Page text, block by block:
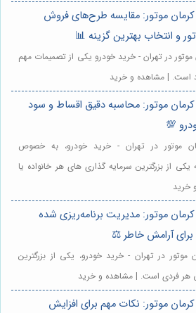
موتور: مقایسه طرح‌های فروش
و انتخاب بهترین گزینه 📊
در تهران - خرید خودرو یکی از تصمیمات مهم
است. | مشاهده و خرید
موتور: محاسبه دقیق اقساط و سود
💯
موتور در تهران - خرید خودرو، به خصوص
از بزرگترین سرمایه گذاری های هر خانواده یا
خرید
موتور: مدیریت برنامه‌ریزی شده
برای آرامش خاطر ⚖️
در تهران - خرید خودرو، یکی از بزرگترین
هر فردی است. | مشاهده و خرید
موتور: نکات مهم برای افزایش